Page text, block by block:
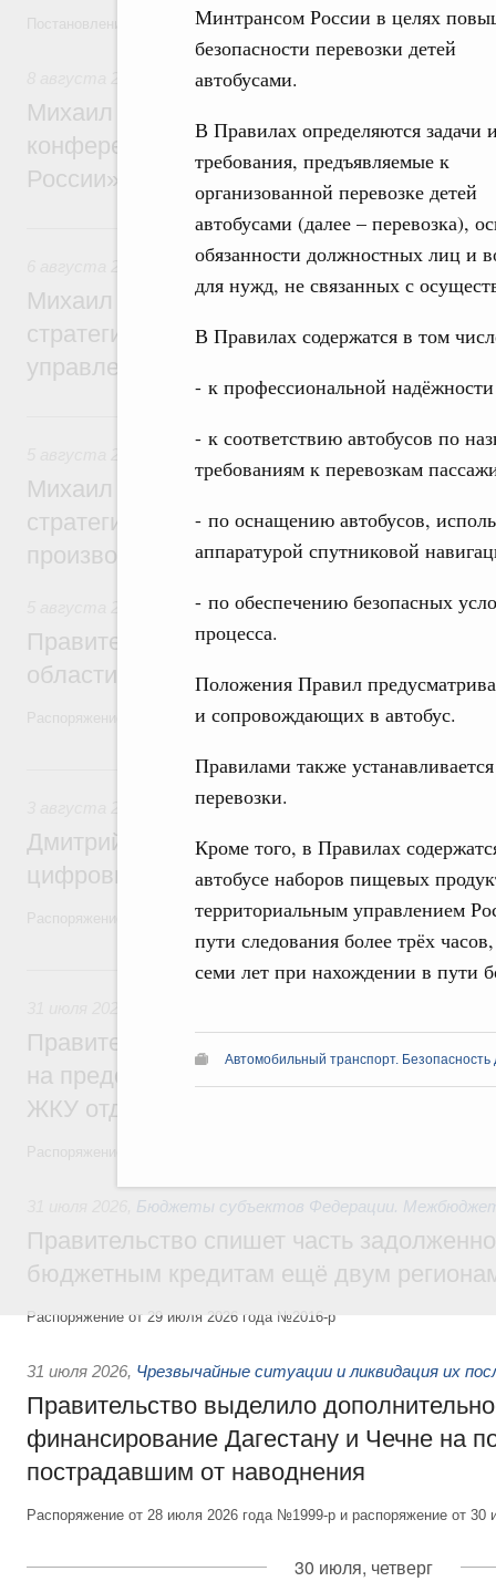
Минтрансом России в целях
безопасности перевозки детей
автобусами.
В Правилах определяются задачи
требования, предъявляемые к
организованной перевозке детей
автобусами (далее – перевозка),
обязанности должностных лиц и
для нужд, не связанных с
В Правилах содержатся в том
- к профессиональной
- к соответствию автобусов по
требованиям к перевозкам
- по оснащению автобусов,
аппаратурой спутниковой
- по обеспечению безопасных
процесса.
Положения Правил
и сопровождающих в автобус.
Правилами также
перевозки.
Кроме того, в Правилах
автобусе наборов пищевых
территориальным управлением
пути следования более трёх
семи лет при нахождении в пути
Автомобильный транспорт.
Постановление от 5 августа 2026 года №978
Отрасль информационных технологий
Михаил Мишустин дал поручения по
конференции «Цифровая индустрия
России»
6 августа, четверг
Технологическое развитие. Инновации
Михаил Мишустин дал поручения по
стратегической сессии о
управления научно-технологическим
Вопросы производительности труда и
Михаил Мишустин дал поручения по
стратегической сессии, посвящённой
производительности труда
Национальный проект «Экологическое
Правительство увеличило объём
области в рамках федерального
Распоряжение от 3 августа 2026 года №2067-р
3 августа, понедельник
Регулирование в сфере торговли.
Дмитрий Григоренко возглавил штаб по
цифровых платформ
Распоряжение от 25 июля 2026 года №1966-р
31 июля, пятница
Правительство направит регионам
на предоставление мер социальной
ЖКУ отдельным категориям граждан
Бюджеты субъектов Федерации.
Правительство спишет часть
бюджетным кредитам ещё двум
Распоряжение от 29 июля 2026 года №2016-р
31 июля 2026, Чрезвычайные ситуации и ликвидация их
Правительство выделило
финансирование Дагестану и Чечне на
пострадавшим от наводнения
Распоряжение от 28 июля 2026 года №1999-р и распоряжение от
30 июля, четверг